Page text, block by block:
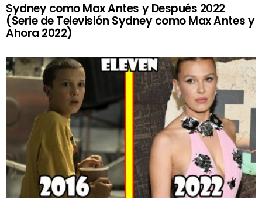
Sydney como Max Antes y Después 2022
(Serie de Televisión Sydney como Max Antes y
Ahora 2022)